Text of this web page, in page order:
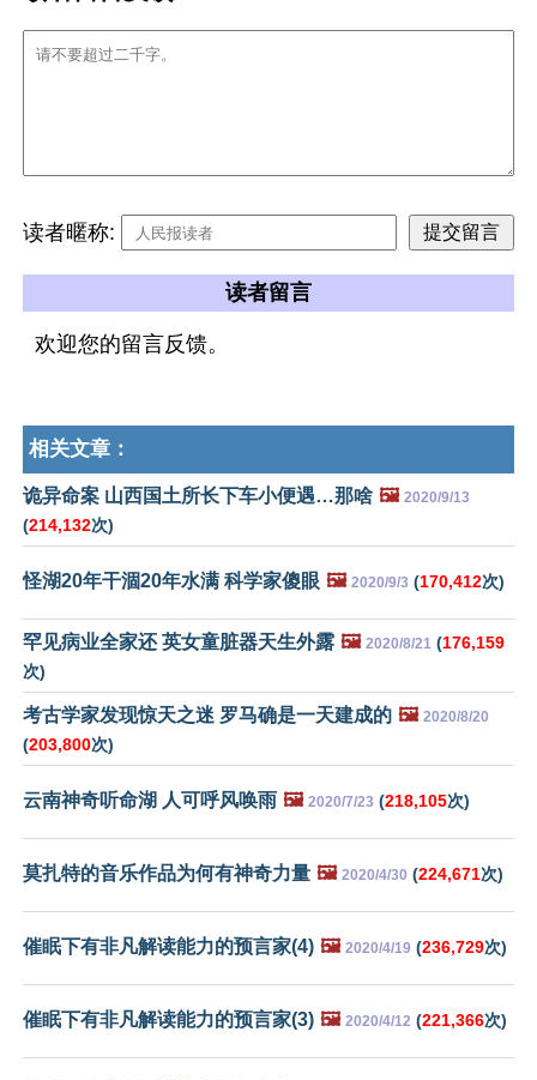
读者暱称:
读者留言
欢迎您的留言反馈。
相关文章：
诡异命案 山西国土所长下车小便遇…那啥 🖼️ 2020/9/13
(214,132次)
怪湖20年干涸20年水满 科学家傻眼 🖼️ 2020/9/3 (170,412次)
罕见病业全家还 英女童脏器天生外露 🖼️ 2020/8/21 (176,159
次)
考古学家发现惊天之迷 罗马确是一天建成的 🖼️ 2020/8/20
(203,800次)
云南神奇听命湖 人可呼风唤雨 🖼️ 2020/7/23 (218,105次)
莫扎特的音乐作品为何有神奇力量 🖼️ 2020/4/30 (224,671次)
催眠下有非凡解读能力的预言家(4) 🖼️ 2020/4/19 (236,729次)
催眠下有非凡解读能力的预言家(3) 🖼️ 2020/4/12 (221,366次)